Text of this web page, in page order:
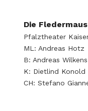
Die Fledermaus
Pfalztheater
ML: Andreas Hotz
B: Andreas Wilkens
K: Dietlind Konold
CH: Stefano